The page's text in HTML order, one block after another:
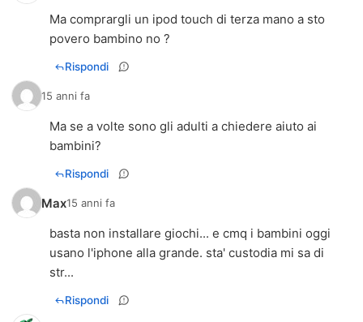
Ma comprargli un ipod touch di terza mano a sto
povero bambino no ?
Rispondi
15 anni fa
Ma se a volte sono gli adulti a chiedere aiuto ai
bambini?
Rispondi
Max15 anni fa
basta non installare giochi... e cmq i bambini oggi
usano l'iphone alla grande. sta' custodia mi sa di
str...
Rispondi